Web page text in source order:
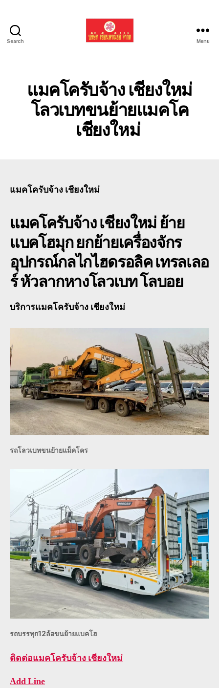
Search
รถ
แบค
โฮ
ทั่ว
ประเทศ.com
Menu
แมคโครับจ้าง เชียงใหม่
โลวเบทขนย้ายแมคโค
เชียงใหม่
แมคโครับจ้าง เชียงใหม่
แมคโครับจ้าง เชียงใหม่ ย้าย
แบคโฮมุก ยกย้ายเครื่องจักร
อุปกรณ์กลไกไฮดรอลิค เทรลเลอ
ร์ หัวลากหางโลวเบท โลบอย
บริการแมคโครับจ้าง เชียงใหม่
รถโลวเบทขนย้ายแม็คโคร
รถบรรทุก12ล้อขนย้ายแบคโฮ
ติดต่อแมคโครับจ้าง เชียงใหม่
Add Line